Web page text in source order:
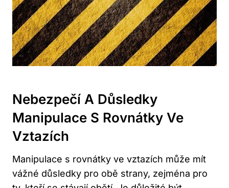
Nebezpečí A Důsledky
Manipulace S Rovnátky Ve
Vztazích
Manipulace s rovnátky ve vztazích může mít
vážné důsledky pro obě strany, zejména pro